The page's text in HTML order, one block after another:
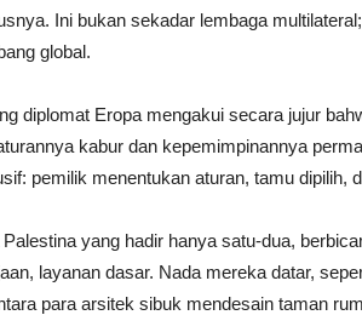
Ini bukan sekadar lembaga
global.
diplomat Eropa mengakui secara jujur
kabur dan kepemimpinannya
pemilik menentukan aturan, tamu dipilih,
Palestina yang hadir hanya satu-dua,
layanan dasar. Nada mereka datar,
para arsitek sibuk mendesain taman